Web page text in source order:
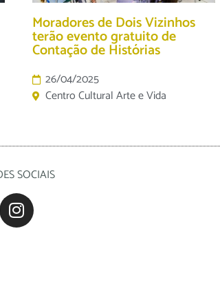
Moradores de Dois Vizinhos
terão evento gratuito de
Contação de Histórias
26/04/2025
Centro Cultural Arte e Vida
SOCIAIS